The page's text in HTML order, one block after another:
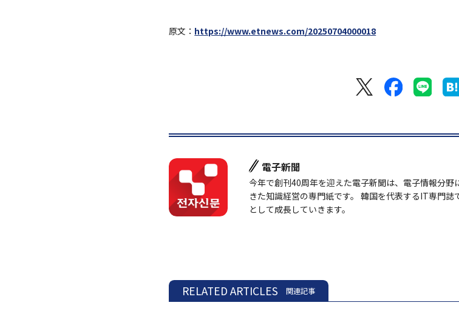
原文： https://www.etnews.com/20250704000018
電子新聞
今年で創刊40周年を迎えた電子新聞は、電子情報分
きた知識経営の専門紙です。 韓国を代表するIT専門
として成長していきます。
RELATED ARTICLES 関連記事